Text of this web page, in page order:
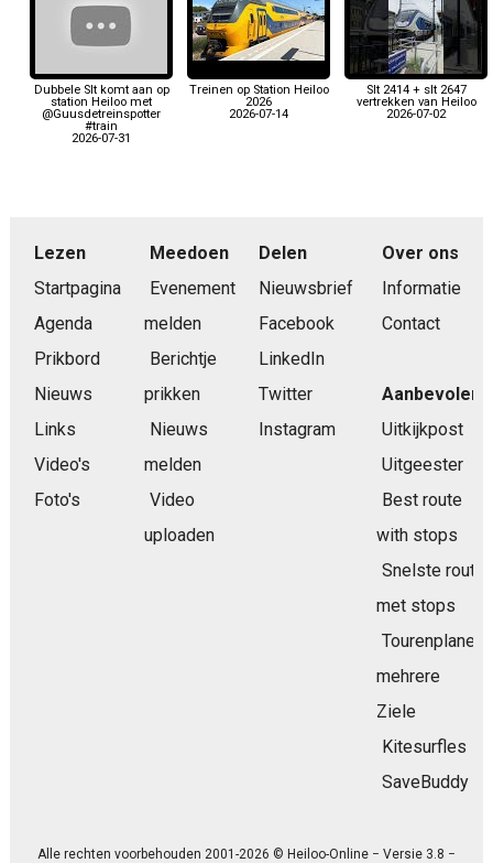
Dubbele Slt komt aan op
station Heiloo met
@Guusdetreinspotter
#train
2026-07-31
Treinen op Station Heiloo
2026
2026-07-14
Slt 2414 + slt 2647
vertrekken van Heiloo
2026-07-02
Lezen
Startpagina
Agenda
Prikbord
Nieuws
Links
Video's
Foto's
Meedoen
Evenement
melden
Berichtje
prikken
Nieuws
melden
Video
uploaden
Delen
Nieuwsbrief
Facebook
LinkedIn
Twitter
Instagram
Over ons
Informatie
Contact
Aanbevolen
Uitkijkpost
Uitgeester
Best route
with stops
Snelste route
met stops
Tourenplaner
mehrere
Ziele
Kitesurfles
SaveBuddy
Alle rechten voorbehouden 2001-2026 © Heiloo-Online − Versie 3.8 −